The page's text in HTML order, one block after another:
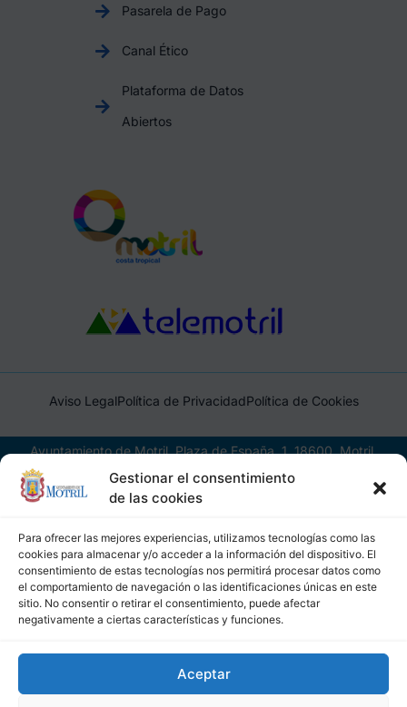
Gestionar el consentimiento
de las cookies
Para ofrecer las mejores experiencias, utilizamos tecnologías como las
cookies para almacenar y/o acceder a la información del dispositivo. El
consentimiento de estas tecnologías nos permitirá procesar datos como
el comportamiento de navegación o las identificaciones únicas en este
sitio. No consentir o retirar el consentimiento, puede afectar
negativamente a ciertas características y funciones.
Aceptar
Pasarela de Pago
Canal Ético
Plataforma de Datos
Abiertos
Aviso LegalPolítica de PrivacidadPolítica de Cookies
Ayuntamiento de Motril, Plaza de España, 1, 18600, Motril,
(Granada), CIF: P1814200J, DIR3: L01181400